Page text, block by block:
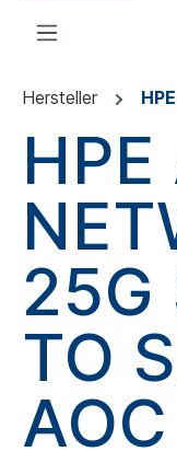
Hersteller
25G
TO
AOC